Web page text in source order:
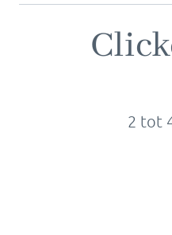
2 tot